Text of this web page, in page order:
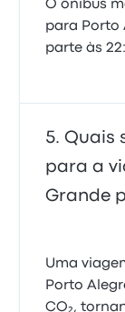
O ônibus
para Porto
parte às
Quais
para a
Grande
Uma
Porto
CO₂,